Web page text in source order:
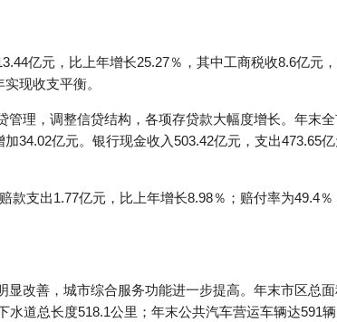
亿元，比上年增长25.27％，其中工商税收8.6亿元
现收支平衡。
理，调整信贷结构，各项存贷款大幅度增长。年末
34.02亿元。银行现金收入503.42亿元，支出473.65
支出1.77亿元，比上年增长8.98％；赔付率为49.4
改善，城市综合服务功能进一步提高。年末市区总
道总长度518.1公里；年末公共汽车营运车辆达591